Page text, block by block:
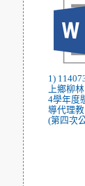
1)
上鄉柳
4學年度
導代理
(第四次